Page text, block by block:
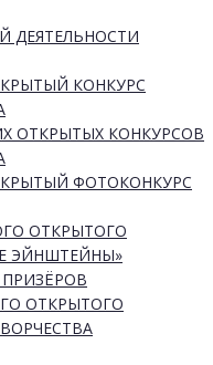
ДЕЯТЕЛЬНОСТИ
КОНКУРС
ОТКРЫТЫХ КОНКУРСОВ
ФОТОКОНКУРС
ОТКРЫТОГО
ЭЙНШТЕЙНЫ»
ОТКРЫТОГО